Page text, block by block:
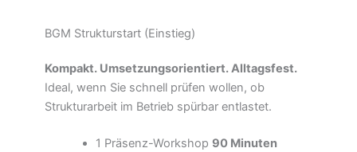
BGM Strukturstart (Einstieg)
Kompakt. Umsetzungsorientiert. Alltagsfest.
Ideal, wenn Sie schnell prüfen wollen, ob
Strukturarbeit im Betrieb spürbar entlastet.
1 Präsenz-Workshop 90 Minuten